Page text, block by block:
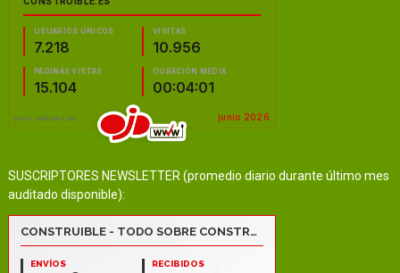
SUSCRIPTORES NEWSLETTER (promedio diario durante último mes
auditado disponible):